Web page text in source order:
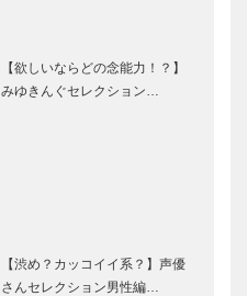
【欲しいならどの念能力！？】
みゆきんぐセレクション…
【渋め？カッコイイ系？】声優
さんセレクション男性編…